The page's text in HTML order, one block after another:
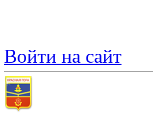
Войти на сайт